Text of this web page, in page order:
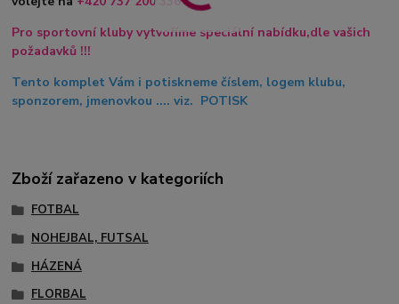
Pro sportovní kluby vytvoříme speciální nabídku,dle vašich
požadavků !!!
Tento komplet Vám i potiskneme číslem, logem klubu,
sponzorem, jmenovkou .... viz. POTISK
Zboží zařazeno v kategoriích
FOTBAL
NOHEJBAL, FUTSAL
HÁZENÁ
FLORBAL